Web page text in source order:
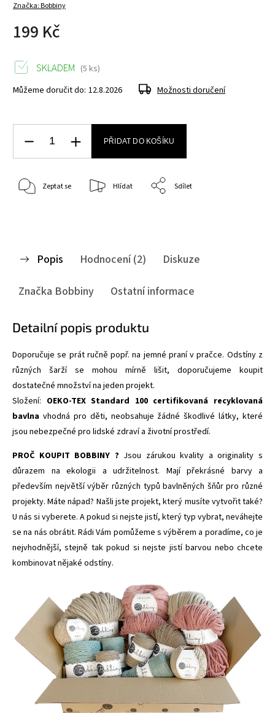
Značka:Bobbiny
199 Kč
SKLADEM (5 ks)
Můžeme doručit do: 12.8.2026 Možnosti doručení
PŘIDAT DO KOŠÍKU
Zeptat se Hlídat Sdílet
Popis Hodnocení (2)
Diskuze
Značka Bobbiny Ostatní informace
Detailní popis produktu
Doporučuje se prát ručně popř. na jemné praní v pračce. Odstíny z
různých šarží se mohou mírně lišit, doporučujeme koupit
dostatečné množství na jeden projekt.
Složení: OEKO-TEX Standard 100 certifikovaná recyklovaná
bavlna vhodná pro děti, neobsahuje žádné škodlivé látky, které
jsou nebezpečné pro lidské zdraví a životní prostředí.
PROČ KOUPIT BOBBINY ? Jsou zárukou kvality a originality s
důrazem na ekologii a udržitelnost. Mají překrásné barvy a
především největší výběr různých typů bavlněných šňůr pro různé
projekty. Máte nápad? Našli jste projekt, který musíte vytvořit také?
U nás si vyberete. A pokud si nejste jistí, který typ vybrat, neváhejte
se na nás obrátit. Rádi Vám pomůžeme s výběrem a poradíme, co je
nejvhodnější, stejně tak pokud si nejste jistí barvou nebo chcete
kombinovat nějaké odstíny.